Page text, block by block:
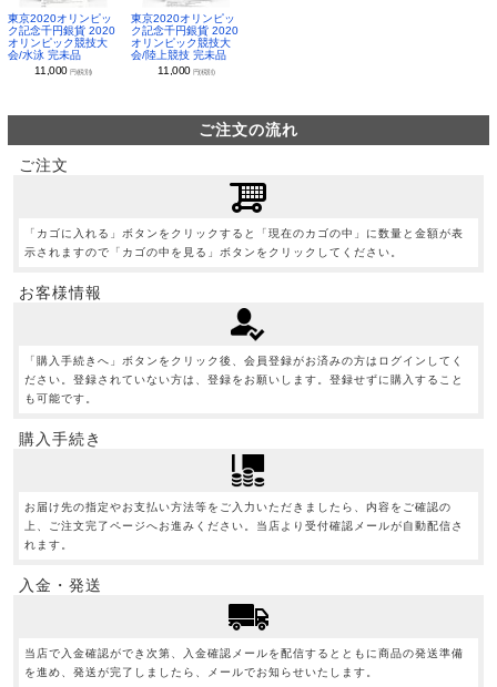
東京2020オリンピッ
ク記念千円銀貨 2020
オリンピック競技大
会/水泳 完未品
11,000円(税別)
東京2020オリンピッ
ク記念千円銀貨 2020
オリンピック競技大
会/陸上競技 完未品
11,000 円(税別)
ご注文の流れ
ご注文
「カゴに入れる」ボタンをクリックすると「現在のカゴの中」に数量と金額が表
示されますので「カゴの中を見る」ボタンをクリックしてください。
お客様情報
「購入手続きへ」ボタンをクリック後、会員登録がお済みの方はログインしてく
ださい。登録されていない方は、登録をお願いします。登録せずに購入すること
も可能です。
購入手続き
お届け先の指定やお支払い方法等をご入力いただきましたら、内容をご確認の
上、ご注文完了ページへお進みください。当店より受付確認メールが自動配信さ
れます。
入金・発送
当店で入金確認ができ次第、入金確認メールを配信するとともに商品の発送準備
を進め、発送が完了しましたら、メールでお知らせいたします。